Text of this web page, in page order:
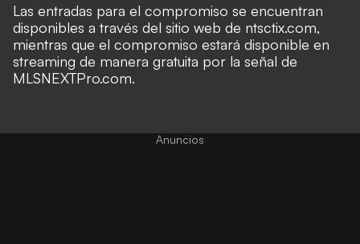
Las entradas para el compromiso se encuentran
disponibles a través del sitio web de ntsctix.com,
mientras que el compromiso estará disponible en
streaming de manera gratuita por la señal de
MLSNEXTPro.com.